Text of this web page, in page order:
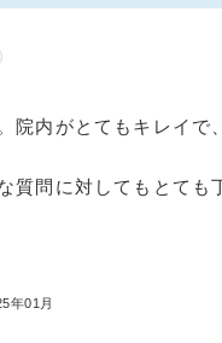
院内がとてもキレイで
質問に対してもとても
年01月